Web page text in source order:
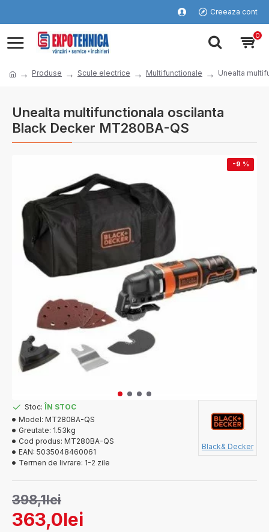
Creeaza cont
0
Produse Scule electrice Multifunctionale Unealta
Unealta multifunctionala oscilanta
Black Decker MT280BA-QS
-9 %
363,0lei
398,1lei
Stoc: ÎN STOC
Model: MT280BA-QS
Greutate: 1.53kg
Cod produs: MT280BA-QS
EAN: 5035048460061
Termen de livrare: 1-2 zile
Black& Decker